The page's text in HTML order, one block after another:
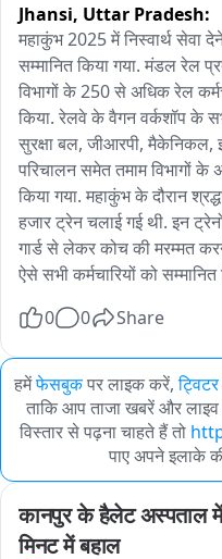
Jhansi, Uttar Pradesh:
महाकुंभ 2025 में निस्वार्थ सेवा
सम्मानित किया गया. मंडल रेल
विभागों के 250 से अधिक रेल
किया. रेलवे के वैगन वर्कशॉप के
सुरक्षा बल, जीआरपी, मैकेनिकल,
परिचालन समेत तमाम विभागों के
किया गया. महाकुंभ के दौरान
हजार ट्रेन चलाई गई थी. इन
गार्ड से लेकर कोच की मरम्मत
ऐसे सभी कर्मचारियों को सम्मानित
0
0 Share
हमेंफेसबुकपर लाइक करें, ट्विटर
ताकि आप ताजा खबरें और
विस्तार से पढ़ना चाहते हैं तो
पाए अपने इलाके
कानपुर के हैलेट अस्पताल में
मिनट में बहाल